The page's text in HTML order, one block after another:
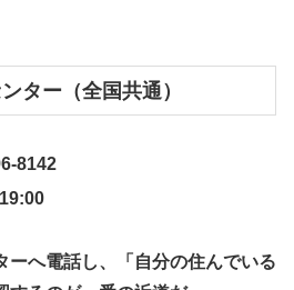
ター（全国共通）
8142
ーへ電話し、「自分の住んでいる